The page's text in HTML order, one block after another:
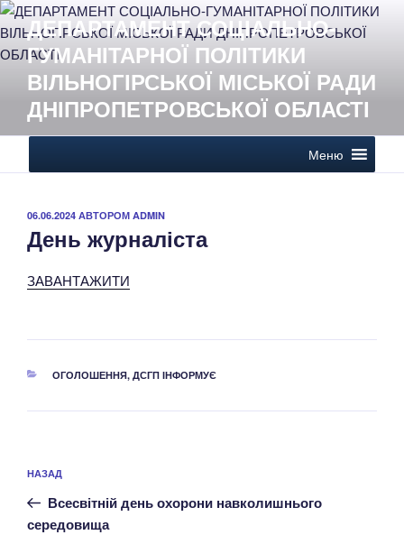
Перейти
до
вмісту
ДЕПАРТАМЕНТ СОЦІАЛЬНО-
ГУМАНІТАРНОЇ ПОЛІТИКИ
ВІЛЬНОГІРСЬКОЇ МІСЬКОЇ РАДИ
ДНІПРОПЕТРОВСЬКОЇ ОБЛАСТІ
Меню
ОПУБЛІКОВАНО
06.06.2024 АВТОРОМ ADMIN
День журналіста
ЗАВАНТАЖИТИ
КАТЕГОРІЇ
ОГОЛОШЕННЯ, ДСГП ІНФОРМУЄ
записів
Попередній
запис:
НАЗАД
Всесвітній день охорони навколишнього
середовища